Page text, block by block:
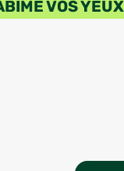
VOS YEUX